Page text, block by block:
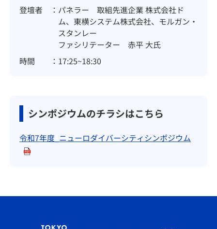
登壇者
パネラー 取組先進企業 株式会社ド
ム、東横システム株式会社、モルガン・
スタンレー
ファシリテーター 赤平 大氏
時間
17:25~18:30
シンポジウムのチラシはこちら
令和7年度_ニューロダイバーシティシンポジウム